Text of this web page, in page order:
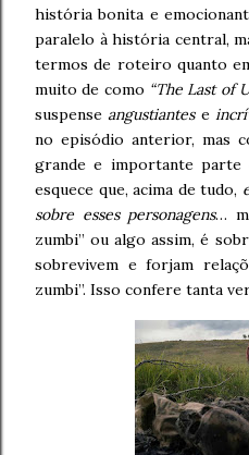
história bonita e
paralelo à história central,
termos de roteiro quanto
muito de como “The Last of
suspenseangustiantese
no episódio anterior, mas
grande e importante
esquece que, acima de tudo,
sobre esses personagens…
zumbi” ou algo assim, é
sobrevivem e forjam
zumbi”. Isso confere tanta